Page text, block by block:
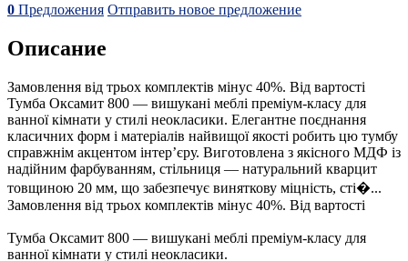
0 Предложения Отправить новое предложение
Описание
Замовлення від трьох комплектів мінус 40%. Від вартості
Тумба Оксамит 800 — вишукані меблі преміум-класу для
ванної кімнати у стилі неокласики. Елегантне поєднання
класичних форм і матеріалів найвищої якості робить цю тумбу
справжнім акцентом інтер’єру. Виготовлена з якісного МДФ із
надійним фарбуванням, стільниця — натуральний кварцит
товщиною 20 мм, що забезпечує виняткову міцність, сті�...
Замовлення від трьох комплектів мінус 40%. Від вартості
Тумба Оксамит 800 — вишукані меблі преміум-класу для
ванної кімнати у стилі неокласики.